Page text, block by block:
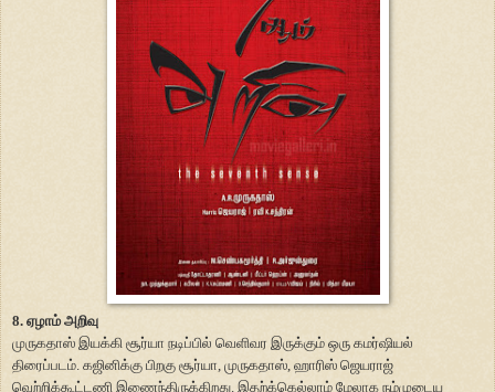
8. ஏழாம் அறிவு
முருகதாஸ் இயக்கி சூர்யா நடிப்பில் வெளிவர இருக்கும் ஒரு கமர்ஷியல்
திரைப்படம். கஜினிக்கு பிறகு சூர்யா, முருகதாஸ், ஹாரிஸ் ஜெயராஜ்
வெற்றிக்கூட்டணி இணைந்திருக்கிறது. இதற்க்கெல்லாம் மேலாக நம்முடைய